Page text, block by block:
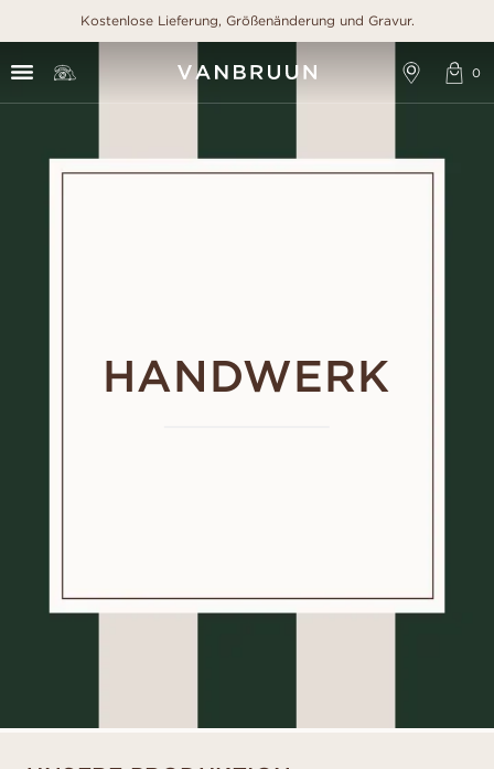
Kostenlose Lieferung, Größenänderung und Gravur.
HANDWERK